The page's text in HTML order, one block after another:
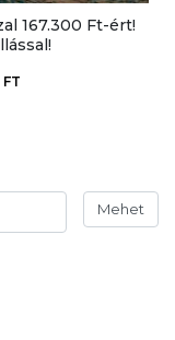
167.300 Ft-ért!
Mehet